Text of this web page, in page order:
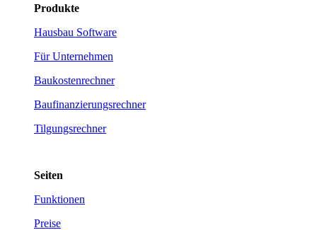
Produkte
Hausbau Software
Für Unternehmen
Baukostenrechner
Baufinanzierungsrechner
Tilgungsrechner
Seiten
Funktionen
Preise